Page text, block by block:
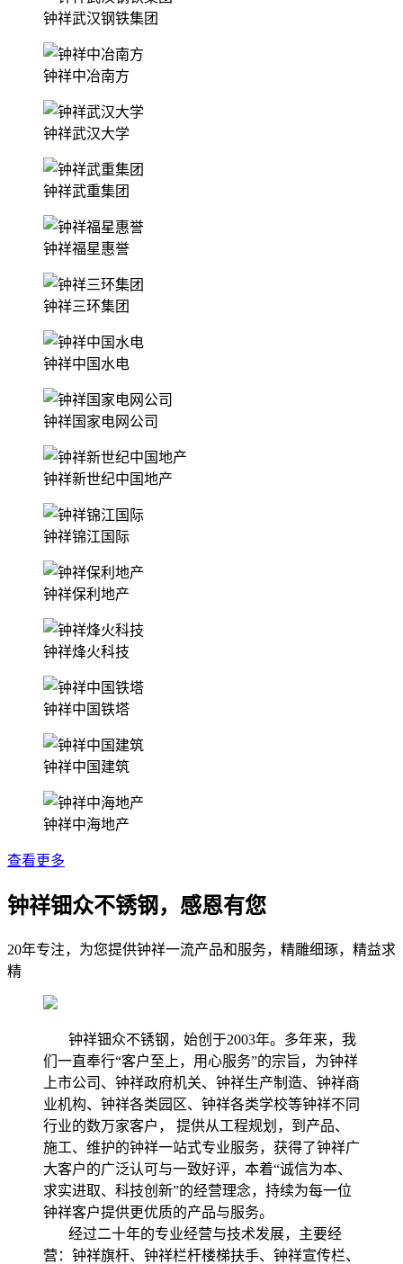
钟祥武汉钢铁集团
钟祥中冶南方
钟祥武汉大学
钟祥武重集团
钟祥福星惠誉
钟祥三环集团
钟祥中国水电
钟祥国家电网公司
钟祥新世纪中国地产
钟祥锦江国际
钟祥保利地产
钟祥烽火科技
钟祥中国铁塔
钟祥中国建筑
钟祥中海地产
查看更多
钟祥钿众不锈钢，感恩有您
20年专注，为您提供钟祥一流产品和服务，精雕细琢，精益求
精
钟祥钿众不锈钢，始创于2003年。多年来，我
们一直奉行“客户至上，用心服务”的宗旨，为钟祥
上市公司、钟祥政府机关、钟祥生产制造、钟祥商
业机构、钟祥各类园区、钟祥各类学校等钟祥不同
行业的数万家客户， 提供从工程规划，到产品、
施工、维护的钟祥一站式专业服务，获得了钟祥广
大客户的广泛认可与一致好评，本着“诚信为本、
求实进取、科技创新”的经营理念，持续为每一位
钟祥客户提供更优质的产品与服务。
经过二十年的专业经营与技术发展，主要经
营：钟祥旗杆、钟祥栏杆楼梯扶手、钟祥宣传栏、